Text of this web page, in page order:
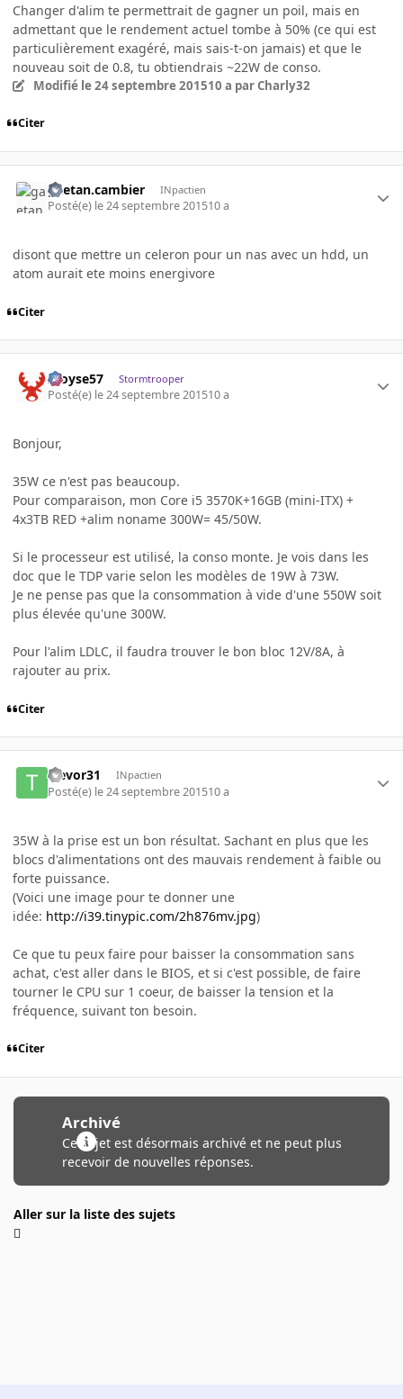
Changer d'alim te permettrait de gagner un poil, mais en
admettant que le rendement actuel tombe à 50% (ce qui est
particulièrement exagéré, mais sais-t-on jamais) et que le
nouveau soit de 0.8, tu obtiendrais ~22W de conso.
Modifié le 24 septembre 201510 a par Charly32
Citer
gaetan.cambier INpactien
Posté(e) le 24 septembre 201510 a
disont que mettre un celeron pour un nas avec un hdd, un
atom aurait ete moins energivore
Citer
Aloyse57 Stormtrooper
Posté(e) le 24 septembre 201510 a
Bonjour,
35W ce n'est pas beaucoup.
Pour comparaison, mon Core i5 3570K+16GB (mini-ITX) +
4x3TB RED +alim noname 300W= 45/50W.
Si le processeur est utilisé, la conso monte. Je vois dans les
doc que le TDP varie selon les modèles de 19W à 73W.
Je ne pense pas que la consommation à vide d'une 550W soit
plus élevée qu'une 300W.
Pour l'alim LDLC, il faudra trouver le bon bloc 12V/8A, à
rajouter au prix.
Citer
trevor31 INpactien
Posté(e) le 24 septembre 201510 a
35W à la prise est un bon résultat. Sachant en plus que les
blocs d'alimentations ont des mauvais rendement à faible ou
forte puissance.
(Voici une image pour te donner une
idée: http://i39.tinypic.com/2h876mv.jpg)
Ce que tu peux faire pour baisser la consommation sans
achat, c'est aller dans le BIOS, et si c'est possible, de faire
tourner le CPU sur 1 coeur, de baisser la tension et la
fréquence, suivant ton besoin.
Citer
Archivé
Ce sujet est désormais archivé et ne peut plus
recevoir de nouvelles réponses.
Aller sur la liste des sujets